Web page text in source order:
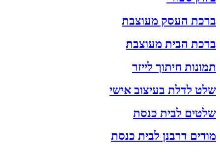
ברכת העסק מעוצבת
ברכת הבית מעוצבת
תמונות חיתוך לייזר
שלט לדלת בעיצוב אישי
שלטים לבית כנסת
מודים דרבנן לבית כנסת